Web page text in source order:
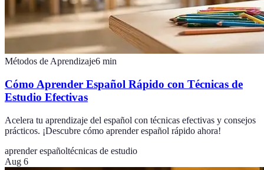
Métodos de Aprendizaje6 min
Cómo Aprender Español Rápido con Técnicas de
Estudio Efectivas
Acelera tu aprendizaje del español con técnicas efectivas y consejos
prácticos. ¡Descubre cómo aprender español rápido ahora!
aprender españoltécnicas de estudio
Aug 6